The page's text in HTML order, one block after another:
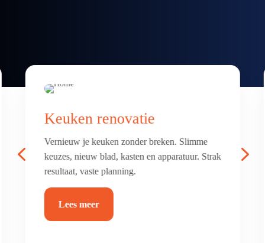
Badkamer & toilet
renovatie
Frisse, comfortabele badkamer of toilet met
luxe afwerking. Alles netjes betegeld, afgekit
en waterdicht.
Lees meer
4 5